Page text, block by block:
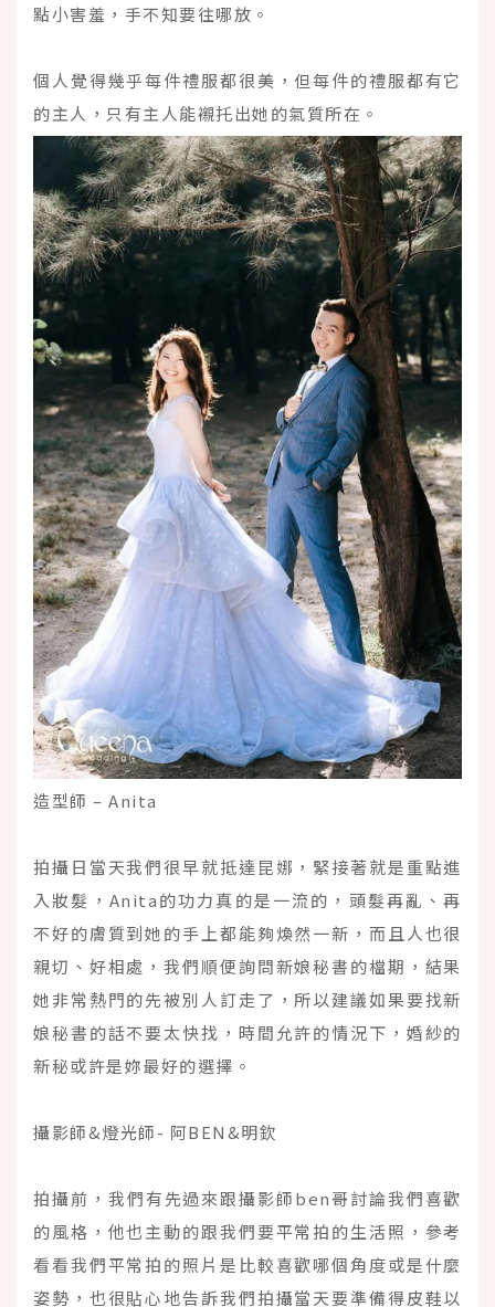
點小害羞，手不知要往哪放。
個人覺得幾乎每件禮服都很美，但每件的禮服都有它
的主人，只有主人能襯托出她的氣質所在。
造型師 – Anita
拍攝日當天我們很早就抵達昆娜，緊接著就是重點進
入妝髮，Anita的功力真的是一流的，頭髮再亂、再
不好的膚質到她的手上都能夠煥然一新，而且人也很
親切、好相處，我們順便詢問新娘秘書的檔期，結果
她非常熱門的先被別人訂走了，所以建議如果要找新
娘秘書的話不要太快找，時間允許的情況下，婚紗的
新秘或許是妳最好的選擇。
攝影師&燈光師- 阿BEN&明欽
拍攝前，我們有先過來跟攝影師ben哥討論我們喜歡
的風格，他也主動的跟我們要平常拍的生活照，參考
看看我們平常拍的照片是比較喜歡哪個角度或是什麼
姿勢，也很貼心地告訴我們拍攝當天要準備得皮鞋以